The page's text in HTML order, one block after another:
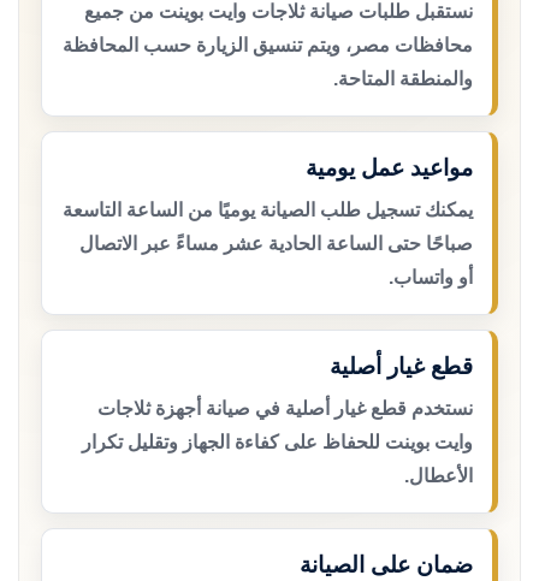
نستقبل طلبات صيانة ثلاجات وايت بوينت من جميع
محافظات مصر، ويتم تنسيق الزيارة حسب المحافظة
والمنطقة المتاحة.
مواعيد عمل يومية
يمكنك تسجيل طلب الصيانة يوميًا من الساعة التاسعة
صباحًا حتى الساعة الحادية عشر مساءً عبر الاتصال
أو واتساب.
قطع غيار أصلية
نستخدم قطع غيار أصلية في صيانة أجهزة ثلاجات
وايت بوينت للحفاظ على كفاءة الجهاز وتقليل تكرار
الأعطال.
ضمان على الصيانة